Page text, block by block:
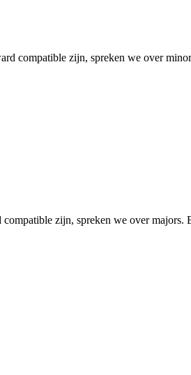
compatible zijn, spreken we over
zijn, spreken we over